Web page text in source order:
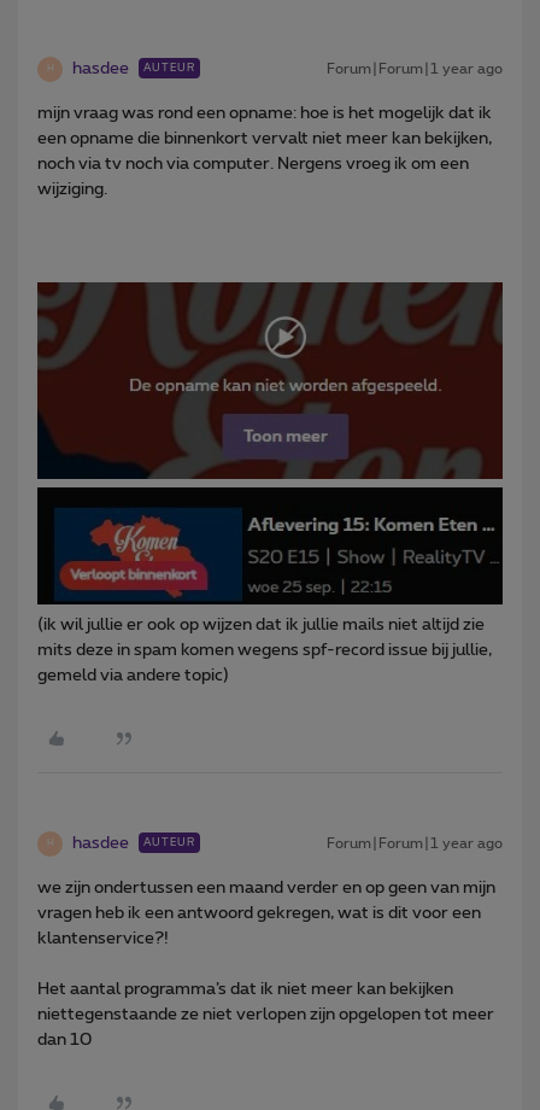
H hasdee AUTEUR Forum|Forum|1 year ago
mijn vraag was rond een opname: hoe is het mogelijk dat ik
een opname die binnenkort vervalt niet meer kan bekijken,
noch via tv noch via computer. Nergens vroeg ik om een
wijziging.
(ik wil jullie er ook op wijzen dat ik jullie mails niet altijd zie
mits deze in spam komen wegens spf-record issue bij jullie,
gemeld via andere topic)
H hasdee AUTEUR Forum|Forum|1 year ago
we zijn ondertussen een maand verder en op geen van mijn
vragen heb ik een antwoord gekregen, wat is dit voor een
klantenservice?!
Het aantal programma’s dat ik niet meer kan bekijken
niettegenstaande ze niet verlopen zijn opgelopen tot meer
dan 10